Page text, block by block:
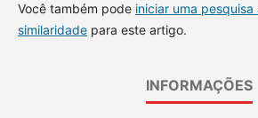
Você também pode iniciar uma
similaridadepara este artigo.
INFORMAÇÕES